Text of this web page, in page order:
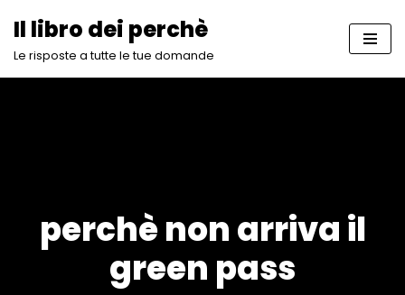
Vai
Il libro dei perchè
Le risposte a tutte le tue domande
perchè non arriva il
green pass